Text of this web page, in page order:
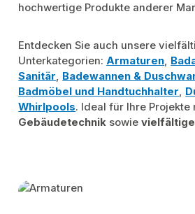
hochwertige Produkte anderer
Entdecken Sie auch unsere
Unterkategorien:Armaturen,
Sanitär, Badewannen &
Badmöbel und Handtuchhalter,
Whirlpools. Ideal für Ihre Projekte
Gebäudetechnik sowie
Kategoriegalerie überspringen